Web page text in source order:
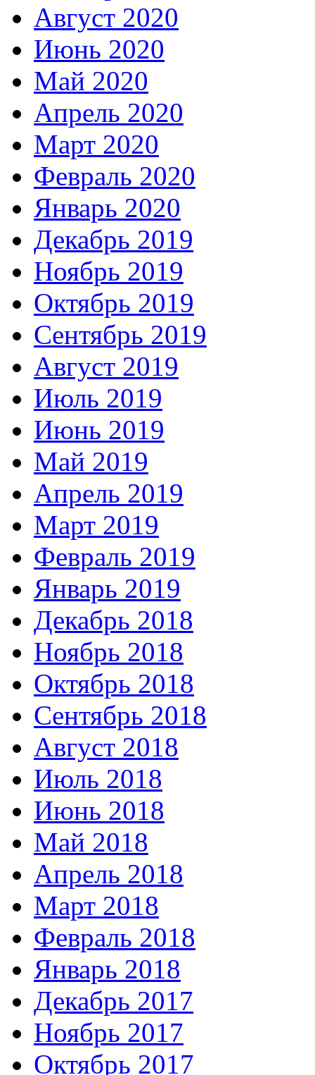
Август 2020
Июнь 2020
Май 2020
Апрель 2020
Март 2020
Февраль 2020
Январь 2020
Декабрь 2019
Ноябрь 2019
Октябрь 2019
Сентябрь 2019
Август 2019
Июль 2019
Июнь 2019
Май 2019
Апрель 2019
Март 2019
Февраль 2019
Январь 2019
Декабрь 2018
Ноябрь 2018
Октябрь 2018
Сентябрь 2018
Август 2018
Июль 2018
Июнь 2018
Май 2018
Апрель 2018
Март 2018
Февраль 2018
Январь 2018
Декабрь 2017
Ноябрь 2017
Октябрь 2017